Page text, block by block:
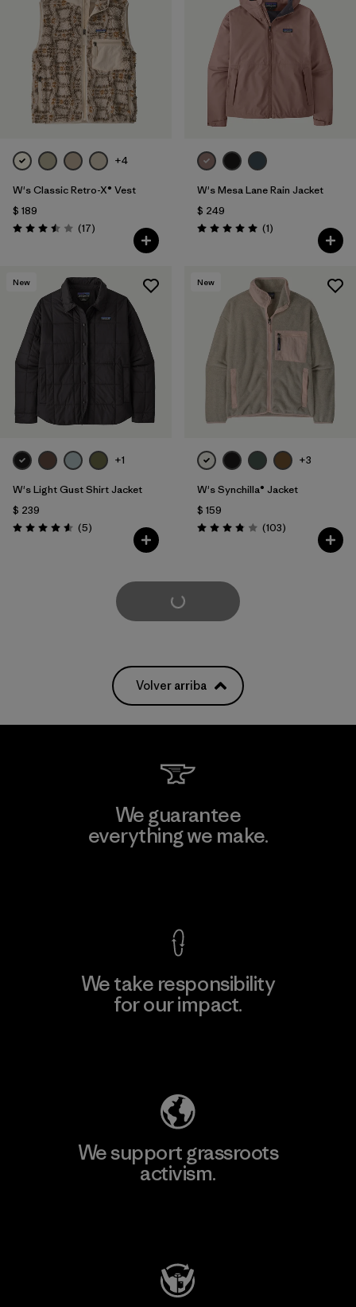
+4
W's Classic Retro-X® Vest
$ 189
Valoración: 3.5 / 5
(17Comentarios
)
W's Mesa Lane Rain Jacket
$ 249
Valoración: 5.0 / 5
(1Comentarios
)
New
+1
W's Light Gust Shirt Jacket
$ 239
Valoración: 4.6 / 5
(5Comentarios
)
New
+3
W's Synchilla® Jacket
$ 159
Valoración: 3.9 / 5
(103Comentarios
)
Cargar Más
Volver arriba
We guarantee
everything we make.
We take responsibility
for our impact.
We support grassroots
activism.